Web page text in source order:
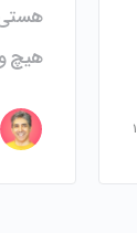
۱
هیچ